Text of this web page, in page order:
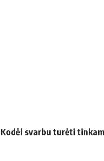
Kodėl svarbu turėti